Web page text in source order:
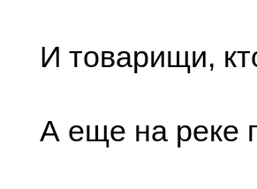
И товарищи,
А еще на реке